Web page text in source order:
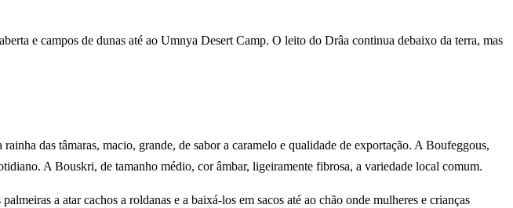
e campos de dunas até ao Umnya Desert Camp. O leito do Drâa continua debaixo da terra, mas
das tâmaras, macio, grande, de sabor a caramelo e qualidade de exportação. A Boufeggous,
A Bouskri, de tamanho médio, cor âmbar, ligeiramente fibrosa, a variedade local comum.
a atar cachos a roldanas e a baixá-los em sacos até ao chão onde mulheres e crianças